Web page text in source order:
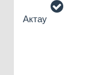
Актау